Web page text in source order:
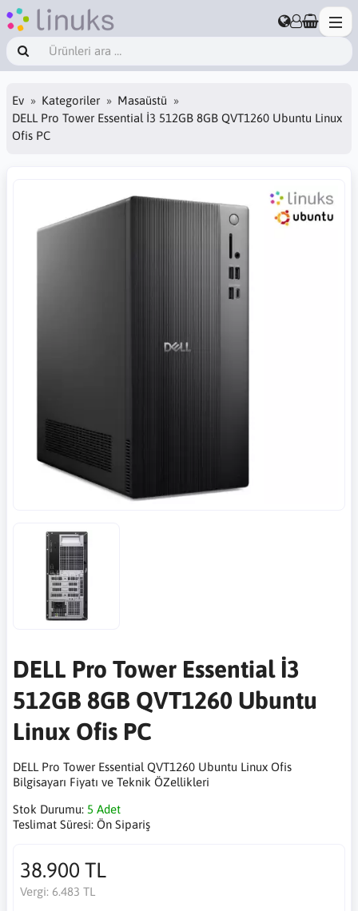
Ev Kategoriler
Masaüstü
DELL Pro Tower Essential İ3 512GB 8GB QVT1260 Ubuntu Linux
Ofis PC
DELL Pro Tower Essential İ3
512GB 8GB QVT1260 Ubuntu
Linux Ofis PC
DELL Pro Tower Essential QVT1260 Ubuntu Linux Ofis
Bilgisayarı Fiyatı ve Teknik ÖZellikleri
Stok Durumu: 5 Adet
Teslimat Süresi: Ön Sipariş
38.900 TL
Vergi: 6.483 TL